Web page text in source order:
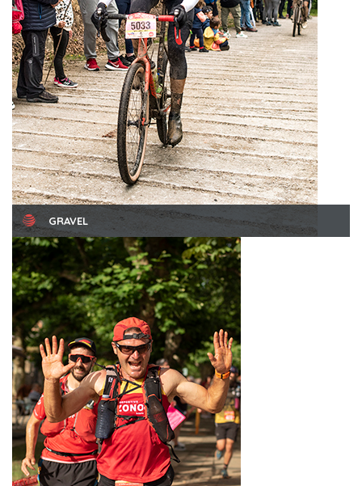
GRAVEL
Sábado 23 de mayo de 2026Read More